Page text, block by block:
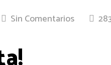
Sin Comentarios